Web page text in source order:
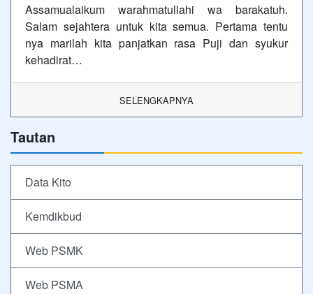
Assamualaikum warahmatullahi wa barakatuh.
Salam sejahtera untuk kita semua. Pertama tentu
nya marilah kita panjatkan rasa Puji dan syukur
kehadirat…
SELENGKAPNYA
Tautan
Data Kito
Kemdikbud
Web PSMK
Web PSMA